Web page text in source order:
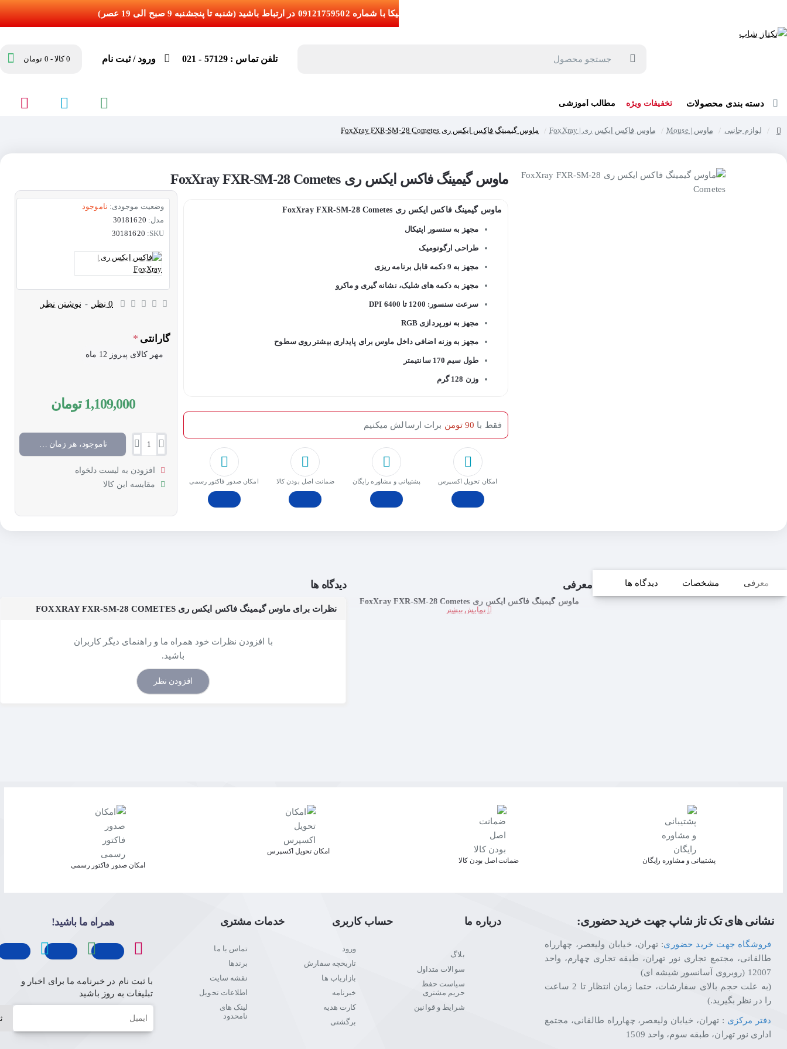
تلفن تماس : 57129 - 021 ورود / ثبت نام 0 کالا - 0 تومان
دسته بندی محصولات تخفیفات ویژه مطالب آموزشی
لوازم جانبی ماوس | Mouse ماوس فاکس ایکس ری | FoxXray ماوس گیمینگ فاکس ایکس ری FoxXray FXR-SM-28 Cometes
ماوس گیمینگ فاکس ایکس ری FoxXray FXR-SM-28 Cometes
ماوس گیمینگ فاکس ایکس ری FoxXray FXR-SM-28 Cometes
مجهز به سنسور اپتیکال
طراحی ارگونومیک
مجهز به 9 دکمه قابل برنامه ریزی
مجهز به دکمه های شلیک، نشانه گیری و ماکرو
سرعت سنسور: 1200 تا 6400 DPI
مجهز به نورپردازی RGB
مجهز به وزنه اضافی داخل ماوس برای پایداری بیشتر روی سطوح
طول سیم 170 سانتیمتر
وزن 128 گرم
امکان تحویل اکسپرس پشتیبانی و مشاوره رایگان ﺿﻤﺎﻧﺖ اﺻﻞ ﺑﻮدن ﮐﺎﻟﺎ امکان صدور فاکتور رسمی
فقط با 90 تومن برات ارسالش میکنیم
وضعیت موجودی: ناموجود
مدل: 30181620
SKU:
30181620
0 نظر - نوشتن نظر
گارانتی
مهر کالای پیروز 12 ماه
1,109,000 تومان
افزودن به لیست دلخواه
مقایسه این کالا
معرفی مشخصات دیدگاه ها معرفی
ماوس گیمینگ فاکس ایکس ری FoxXray FXR-SM-28 Cometes
دیدگاه ها
نظرات برای ماوس گیمینگ فاکس ایکس ری FOXXRAY FXR-SM-28 COMETES
با افزودن نظرات خود همراه ما و راهنمای دیگر کاربران
باشید.
افزودن نظر
پشتیبانی و مشاوره رایگان ﺿﻤﺎﻧﺖ اﺻﻞ ﺑﻮدن ﮐﺎﻟﺎ
اﻣﮑﺎن ﺗﺤﻮﯾﻞ اﮐﺴﭙﺮس
امکان صدور فاکتور رسمی
نشانی های تک تاز شاپ جهت خرید حضوری:
فروشگاه جهت خرید حضوری: تهران، خیابان ولیعصر، چهارراه
طالقانی، مجتمع تجاری نور تهران، طبقه تجاری چهارم، واحد
12007 (روبروی آسانسور شیشه ای)
(به علت حجم بالای سفارشات، حتما زمان انتظار تا 2 ساعت
را در نظر بگیرید.)
دفتر مرکزی : تهران، خیابان ولیعصر، چهارراه طالقانی، مجتمع
اداری نور تهران، طبقه سوم، واحد 1509
درباره ما
بلاگ
سوالات متداول
سیاست حفظ
حریم مشتری
شرایط و قوانین
حساب کاربری
ورود
تاریخچه سفارش
بازاریاب ها
خبرنامه
کارت هدیه
برگشتی
خدمات مشتری
تماس با ما
برندها
نقشه سایت
اطلاعات تحویل
لینک های
نامحدود
همراه ما باشید!
با ثبت نام در خبرنامه ما برای اخبار و
تبلیغات به روز باشید
ایمیل